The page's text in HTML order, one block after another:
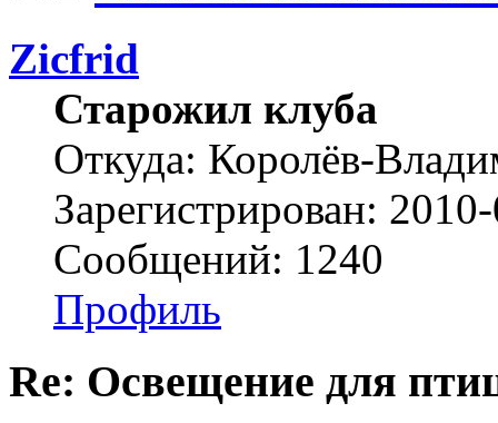
Zicfrid
Старожил клуба
Откуда: Королёв-
Зарегистрирован:
Сообщений: 1240
Профиль
Re: Освещение для